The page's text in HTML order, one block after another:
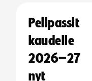
Pelipassit
kaudelle
2026–27
nyt